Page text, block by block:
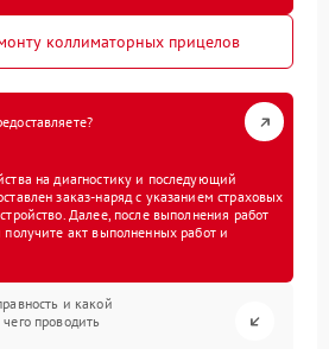
коллиматорных прицелов
на диагностику и последующий
заказ-наряд с указанием страховых
Далее, после выполнения работ
акт выполненных работ и
и какой
проводить